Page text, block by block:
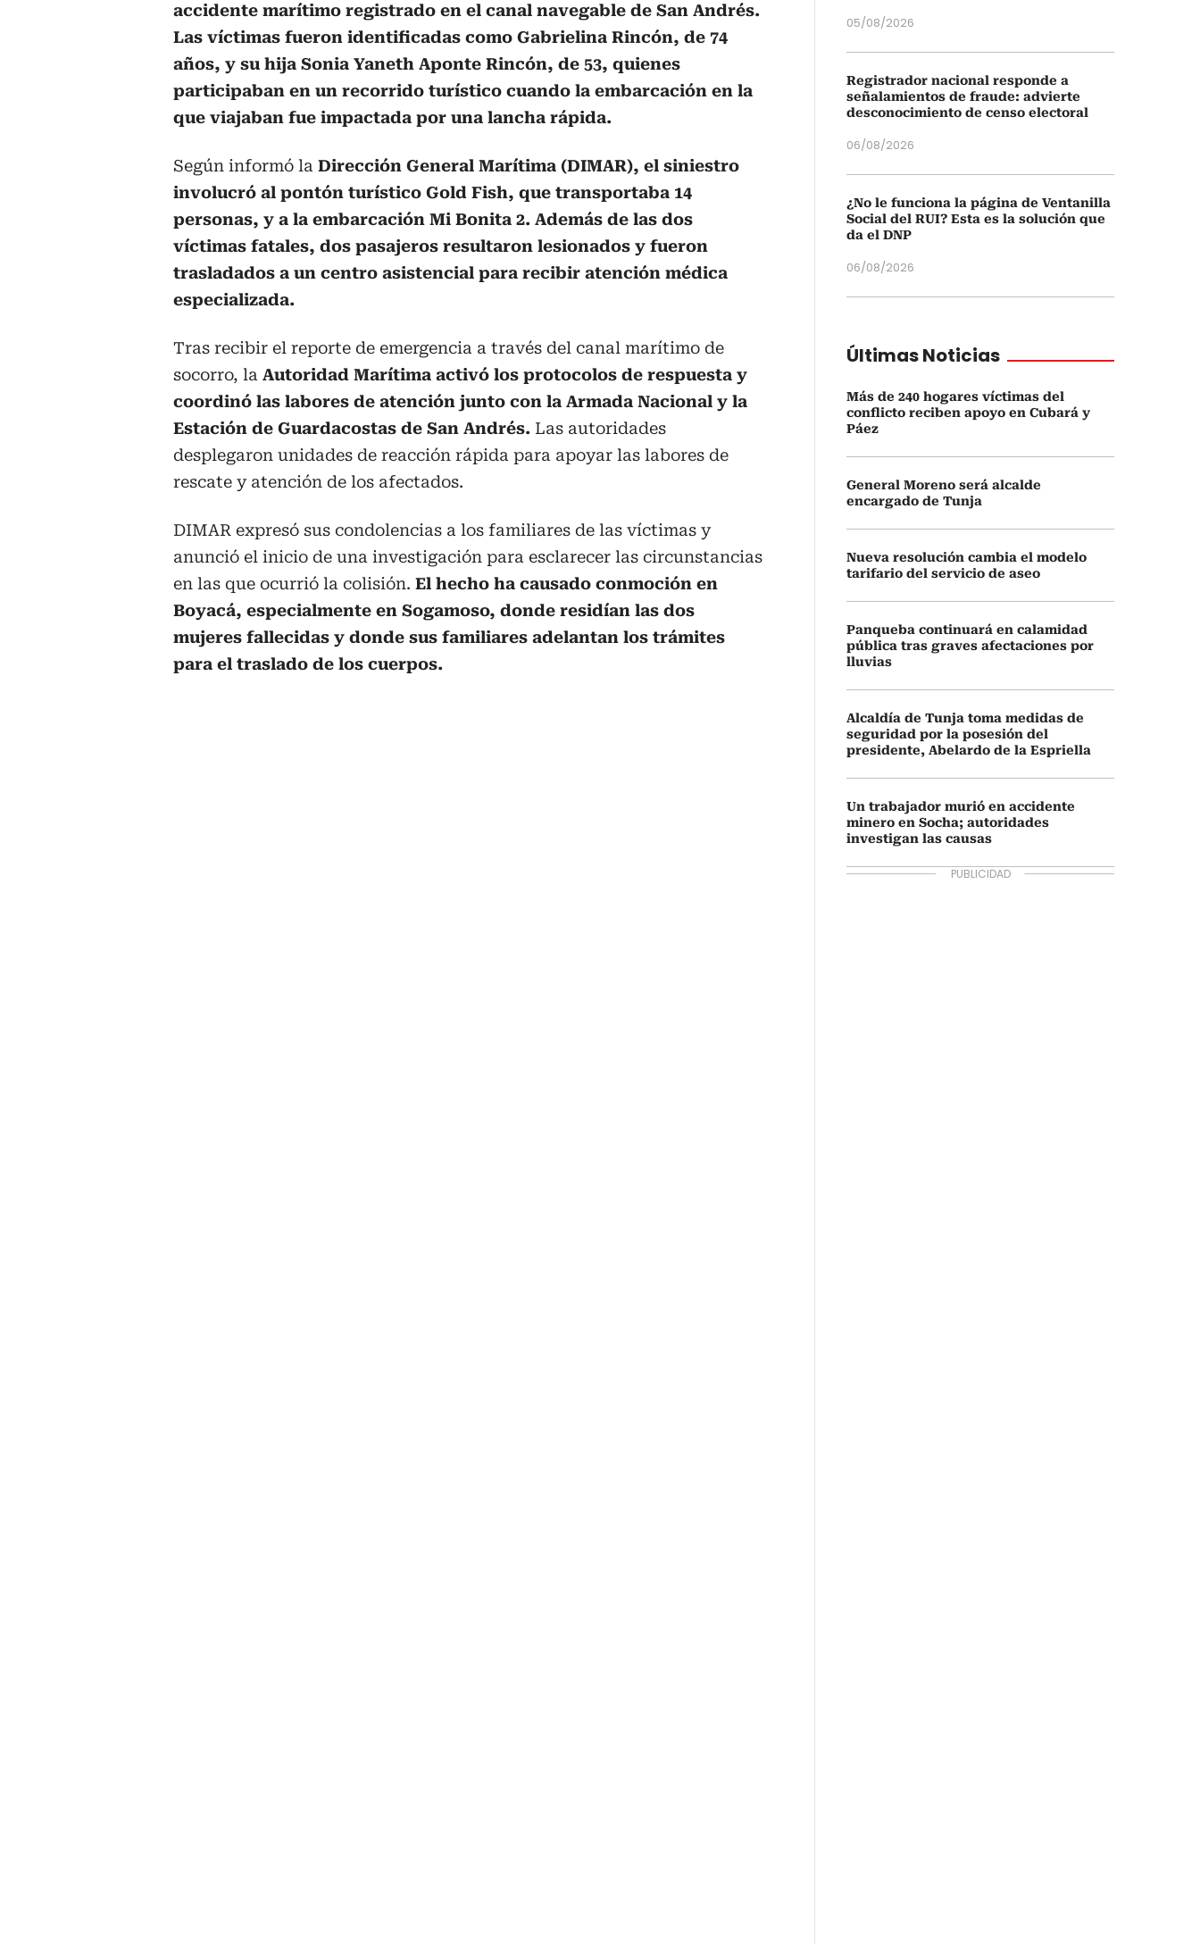
accidente marítimo registrado en el canal navegable de San Andrés.
Las víctimas fueron identificadas como Gabrielina Rincón, de 74
años, y su hija Sonia Yaneth Aponte Rincón, de 53, quienes
participaban en un recorrido turístico cuando la embarcación en la
que viajaban fue impactada por una lancha rápida.
Según informó la Dirección General Marítima (DIMAR), el siniestro
involucró al pontón turístico Gold Fish, que transportaba 14
personas, y a la embarcación Mi Bonita 2. Además de las dos
víctimas fatales, dos pasajeros resultaron lesionados y fueron
trasladados a un centro asistencial para recibir atención médica
especializada.
Tras recibir el reporte de emergencia a través del canal marítimo de
socorro, la Autoridad Marítima activó los protocolos de respuesta y
coordinó las labores de atención junto con la Armada Nacional y la
Estación de Guardacostas de San Andrés. Las autoridades
desplegaron unidades de reacción rápida para apoyar las labores de
rescate y atención de los afectados.
DIMAR expresó sus condolencias a los familiares de las víctimas y
anunció el inicio de una investigación para esclarecer las circunstancias
en las que ocurrió la colisión. El hecho ha causado conmoción en
Boyacá, especialmente en Sogamoso, donde residían las dos
mujeres fallecidas y donde sus familiares adelantan los trámites
para el traslado de los cuerpos.
05/08/2026
Registrador nacional responde a
señalamientos de fraude: advierte
desconocimiento de censo electoral
06/08/2026
¿No le funciona la página de Ventanilla
Social del RUI? Esta es la solución que
da el DNP
06/08/2026
Últimas Noticias
Más de 240 hogares víctimas del
conflicto reciben apoyo en Cubará y
Páez
General Moreno será alcalde
encargado de Tunja
Nueva resolución cambia el modelo
tarifario del servicio de aseo
Panqueba continuará en calamidad
pública tras graves afectaciones por
lluvias
Alcaldía de Tunja toma medidas de
seguridad por la posesión del
presidente, Abelardo de la Espriella
Un trabajador murió en accidente
minero en Socha; autoridades
investigan las causas